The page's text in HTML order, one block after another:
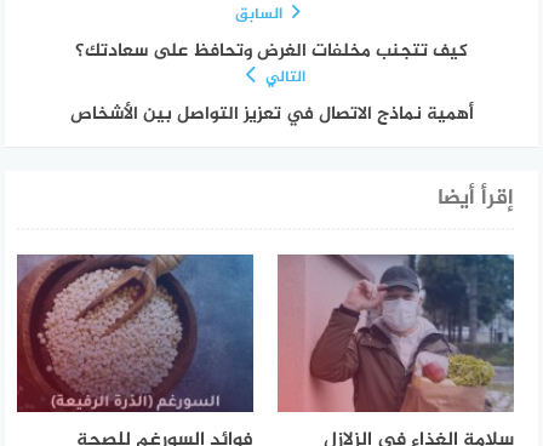
السابق
كيف تتجنب مخلفات الغرض وتحافظ على سعادتك؟
التالي
أهمية نماذج الاتصال في تعزيز التواصل بين الأشخاص
إقرأ أيضا